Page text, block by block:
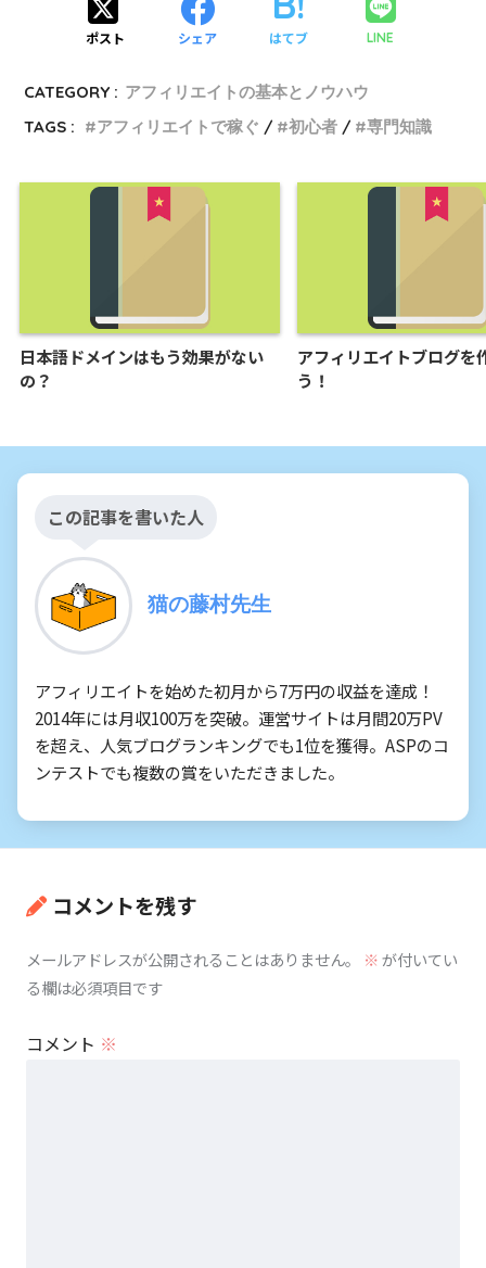
ポスト シェア はてブ LINE
CATEGORY : アフィリエイトの基本とノウハウ
TAGS :
アフィリエイトで稼ぐ 初心者 専門知識
日本語ドメインはもう効果がない
の？
アフィリエイトブログを
う！
この記事を書いた人
猫の藤村先生
アフィリエイトを始めた初月から7万円の収益を達成！
2014年には月収100万を突破。運営サイトは月間20万PV
を超え、人気ブログランキングでも1位を獲得。ASPのコ
ンテストでも複数の賞をいただきました。
コメントを残す
メールアドレスが公開されることはありません。 ※が付いてい
る欄は必須項目です
コメント ※